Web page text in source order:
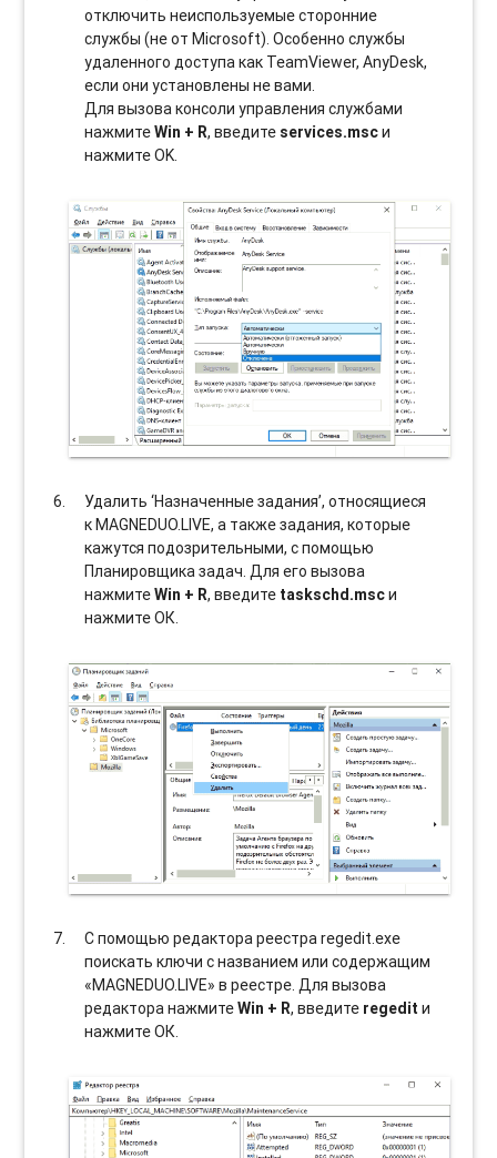
отключить неиспользуемые сторонние
службы (не от Microsoft). Особенно службы
удаленного доступа как TeamViewer, AnyDesk,
если они установлены не вами.
Для вызова консоли управления службами
нажмитеWin + R, введите services.mscи
нажмите OK.
Удалить ‘Назначенные задания’, относящиеся
к MAGNEDUO.LIVE, а также задания, которые
кажутся подозрительными, с помощью
Планировщика задач. Для его вызова
нажмитеWin + R, введите taskschd.mscи
нажмите ОК.
С помощью редактора реестра regedit.exe
поискать ключи с названием или содержащим
«MAGNEDUO.LIVE» в реестре. Для вызова
редактора нажмитеWin + R, введите regedit и
нажмите ОК.